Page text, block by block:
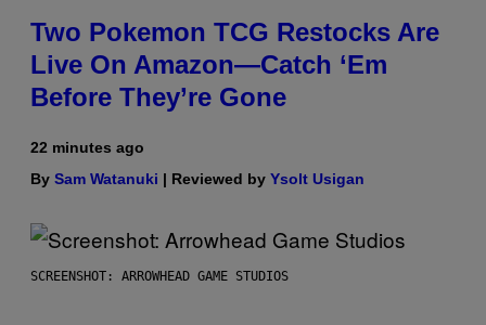
Two Pokemon TCG Restocks Are
Live On Amazon—Catch ‘Em
Before They’re Gone
22 minutes ago
By Sam Watanuki | Reviewed by Ysolt Usigan
SCREENSHOT: ARROWHEAD GAME STUDIOS